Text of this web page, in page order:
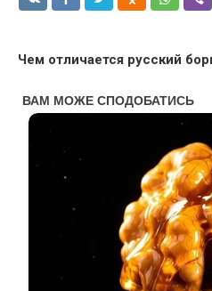
Чем отличается русский